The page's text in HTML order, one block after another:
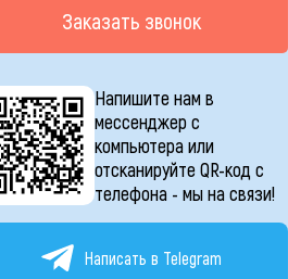
Заказать звонок
Напишите нам в
мессенджер с
компьютера или
отсканируйте QR-код с
телефона - мы на связи!
Написать в Telegram